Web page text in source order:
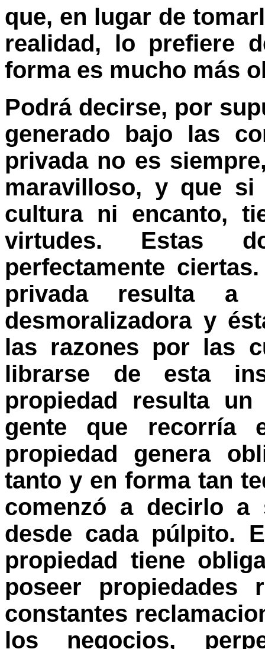
que, en lugar de
realidad, lo prefiere
forma es mucho más
Podrá decirse, por
generado bajo las
privada no es
maravilloso, y que
cultura ni encanto,
virtudes. Estas
perfectamente
privada resulta a
desmoralizadora y
las razones por las
librarse de esta
propiedad resulta
gente que recorría
propiedad genera
tanto y en forma tan
comenzó a decirlo a
desde cada púlpito.
propiedad tiene
poseer propiedades
constantes
los negocios,